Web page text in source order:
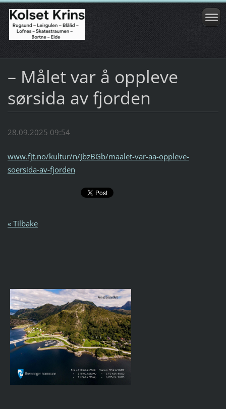
– Målet var å oppleve
sørsida av fjorden
28.09.2025 09:54
www.fjt.no/kultur/n/JbzBGb/maalet-var-aa-oppleve-
soersida-av-fjorden
« Tilbake